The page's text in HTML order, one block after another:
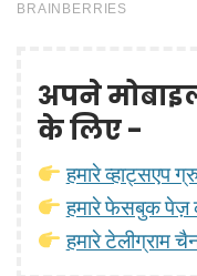
अपने
के लिए -
हमारे व्हाट्सएप
हमारे फेसबुक पेज़
हमारे टेलीग्राम